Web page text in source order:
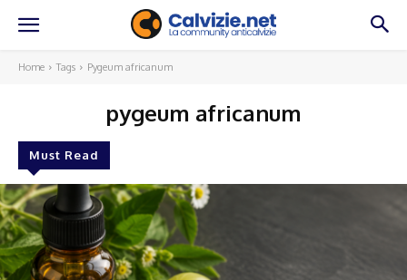
Home Tags Pygeum africanum
pygeum africanum
Must Read